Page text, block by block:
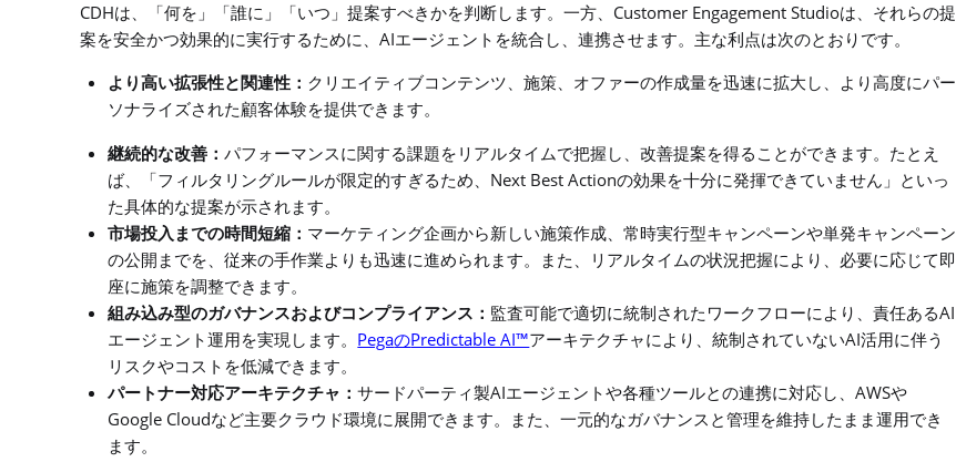
CDHは、「何を」「誰に」「いつ」提案すべきかを判断します。一方、 Customer Engagement Studioは、それらの提
案を安全かつ効果的に実行するために、 AIエージェントを統合し、連携させます。主な利点は次のとおりです。
より高い拡張性と関連性： クリエイティブコンテンツ、施策、オファーの作成量を迅速に拡大し、より高度にパー
ソナライズされた顧客体験を提供できます。
継続的な改善：パフォーマンスに関する課題をリアルタイムで把握し、改善提案を得ることができます。たとえ
ば、「フィルタリングルールが限定的すぎるため、 Next Best Actionの効果を十分に発揮できていません」といっ
た具体的な提案が示されます。
市場投入までの時間短縮： マーケティング企画から新しい施策作成、常時実行型キャンペーンや単発キャンペーン
の公開までを、従来の手作業よりも迅速に進められます。また、リアルタイムの状況把握により、必要に応じて即
座に施策を調整できます。
組み込み型のガバナンスおよびコンプライアンス： 監査可能で適切に統制されたワークフローにより、責任あるAI
エージェント運用を実現します。 PegaのPredictable AI™アーキテクチャにより、統制されていないAI活用に伴う
リスクやコストを低減できます。
パートナー対応アーキテクチャ：サードパーティ製AIエージェントや各種ツールとの連携に対応し、AWSや
Google Cloudなど主要クラウド環境に展開できます。また、一元的なガバナンスと管理を維持したまま運用でき
ます。